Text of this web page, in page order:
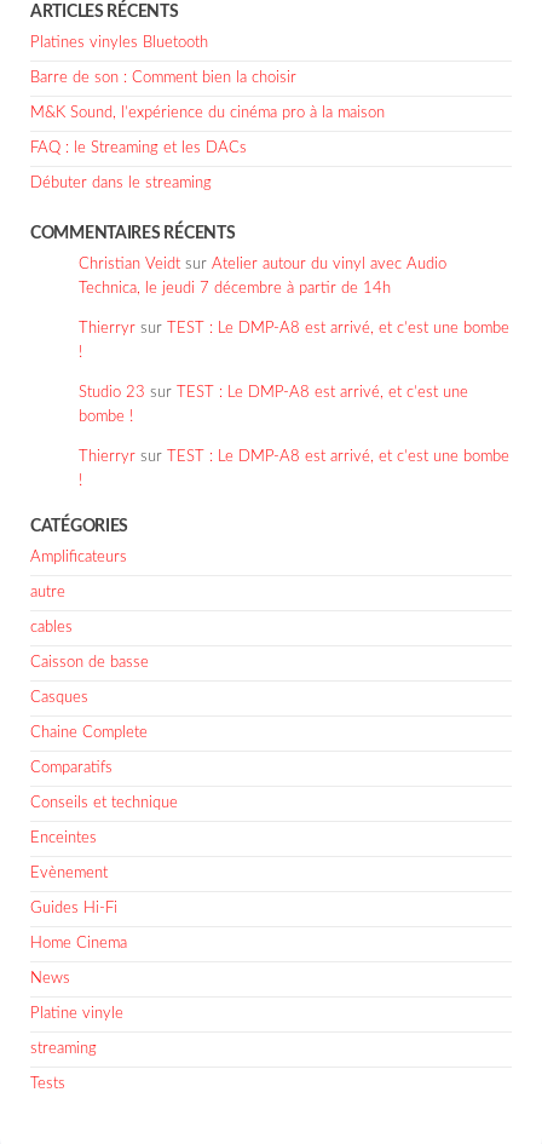
ARTICLES RÉCENTS
Platines vinyles Bluetooth
Barre de son : Comment bien la choisir
M&K Sound, l’expérience du cinéma pro à la maison
FAQ : le Streaming et les DACs
Débuter dans le streaming
COMMENTAIRES RÉCENTS
Christian Veidt sur Atelier autour du vinyl avec Audio
Technica, le jeudi 7 décembre à partir de 14h
Thierryr sur
TEST : Le DMP-A8 est arrivé, et c’est une bombe
!
Studio 23 sur
TEST : Le DMP-A8 est arrivé, et c’est une
bombe !
Thierryr sur
TEST : Le DMP-A8 est arrivé, et c’est une bombe
!
CATÉGORIES
Amplificateurs
autre
cables
Caisson de basse
Casques
Chaine Complete
Comparatifs
Conseils et technique
Enceintes
Evènement
Guides Hi-Fi
Home Cinema
News
Platine vinyle
streaming
Tests